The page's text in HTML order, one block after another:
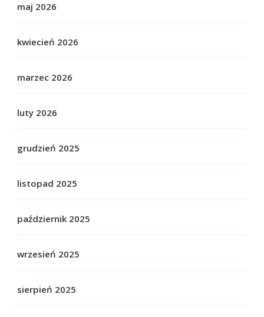
maj 2026
kwiecień 2026
marzec 2026
luty 2026
grudzień 2025
listopad 2025
październik 2025
wrzesień 2025
sierpień 2025